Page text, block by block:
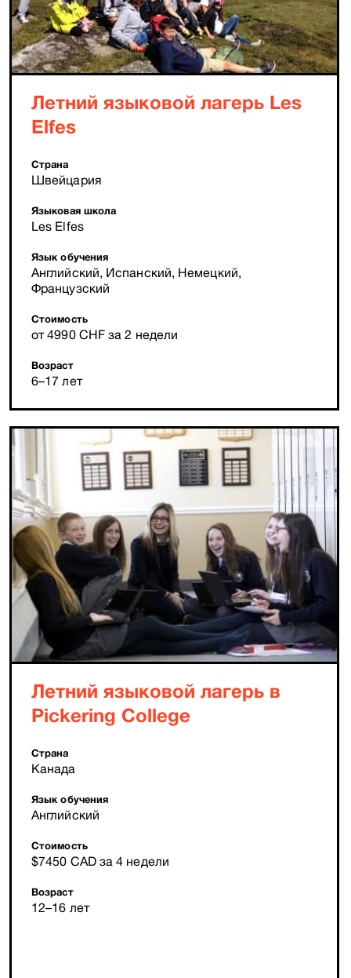
Летний языковой лагерь Les
Elfes
Страна
Швейцария
Языковая школа
Les Elfes
Язык обучения
Английский, Испанский, Немецкий,
Французский
Стоимость
от 4990 CHF за 2 недели
Возраст
6–17 лет
Летний языковой лагерь в
Pickering College
Страна
Канада
Язык обучения
Английский
Стоимость
$7450 CAD за 4 недели
Возраст
12–16 лет